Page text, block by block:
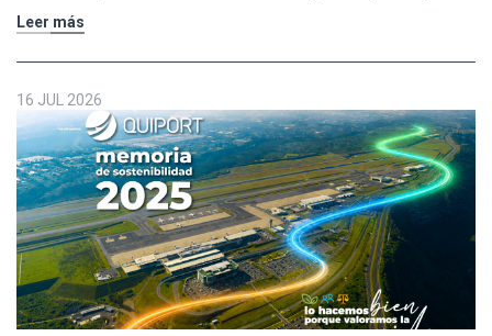
Leer más
16 JUL 2026